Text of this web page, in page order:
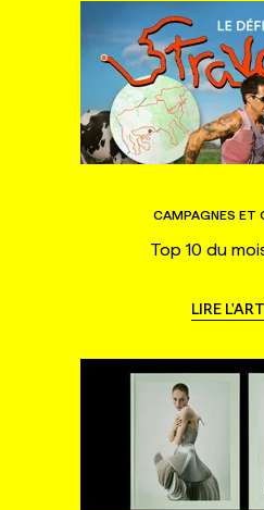
CAMPAGNES ET
Top 10 du
LIRE